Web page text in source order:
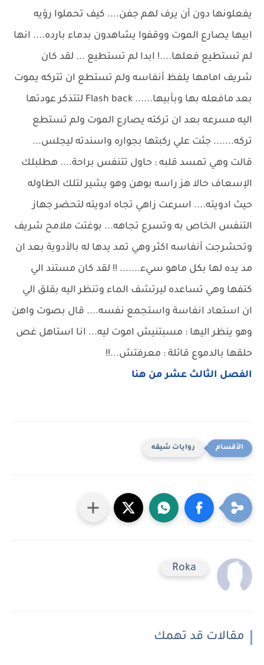
يفعلونها دون أن يرف لهم جفن.... كيف تحملوا رؤيه
ابيها يصارع الموت ووقفوا يشاهدون بدماء بارده.... انها
لم تستطيع فعلها....! ابدا لم تستطيع ... لقد كان
شريف امامها يلفظ أنفاسه ولم تستطع ان تتركه يموت
بعد مافعله بها وبأبيها...... Flash back لتتذكر عودتها
اليه مسرعه بعد ان تركته يصارع الموت ولم تستطع
تركه....... جثت علي ركبتها بجواره واسندته ليجلس...
قالت وهي تمسد قلبه : حاول تتنفس براحة.... هطلبلك
الإسعاف حالا هز راسه بوهن وهو يشير لتلك الطاوله
حيث ادويته.... اسرعت زاهي تجاه ادويته لتحضر جهاز
التنفس الخاص به وتسرع تجاهه... بوغتت ملامح شريف
وتحشرجت أنفاسه اكثر وهي تمد يدها له بالأدوية بعد ان
مد يده لها بكل ماهو سيء....... !! لقد كان مستند الي
كتفها وهي تساعده ليرتشف الماء وتنظر اليه بقلق الي
ان استعاد انفاسة واستجمع نفسه.... قال بصوت واهن
وهو ينظر اليها : مسبتنيش اموت ليه... انا استاهل غص
حلقها بالدموع قائلة : معرفتش...!!
الفصل الثالث عشر من هنا
روايات شيقه
Roka
مقالات قد تهمك